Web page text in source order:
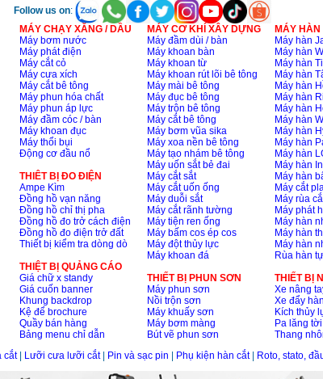
Follow us on:
MÁY CHẠY XĂNG / DẦU
Máy bơm nước
Máy phát điện
Máy cắt cỏ
Máy cưa xích
Máy cắt bê tông
Máy phun hóa chất
Máy phun áp lực
Máy đầm cóc / bàn
Máy khoan đục
Máy thổi bụi
Động cơ đầu nổ
THIÊT BỊ ĐO ĐIỆN
Ampe Kìm
Đồng hồ vạn năng
Đồng hồ chỉ thị pha
Đồng hồ đo trở cách điện
Đồng hồ đo điện trở đất
Thiết bị kiểm tra dòng dò
THIỆT BỊ QUẢNG CÁO
Giá chữ x standy
Giá cuốn banner
Khung backdrop
Kệ để brochure
Quầy bán hàng
Bảng menu chỉ dẫn
MÁY CƠ KHÍ XÂY DỰNG
Máy đầm dùi / bàn
Máy khoan bàn
Máy khoan từ
Máy khoan rút lõi bê tông
Máy mài bê tông
Máy đục bê tông
Máy trộn bê tông
Máy cắt bê tông
Máy bơm vũa sika
Máy xoa nền bê tông
Máy tạo nhám bê tông
Máy uốn sắt bẻ đai
Máy cắt sắt
Máy cắt uốn ống
Máy duỗi sắt
Máy cắt rãnh tường
Máy tiện ren ống
Máy bấm cos ép cos
Máy đột thủy lực
Máy khoan đá
THIẾT BỊ PHUN SƠN
Máy phun sơn
Nồi trộn sơn
Máy khuấy sơn
Máy bơm màng
Bút vẽ phun sơn
MÁY HÀN
Máy hàn
Máy hàn
Máy hàn
Máy hàn
Máy hàn
Máy hàn
Máy hàn
Máy hàn
Máy hàn
Máy hàn
Máy hàn
Máy hàn
Máy hàn
Máy cắt
Máy rùa
Máy phát
Máy hàn
Máy hàn
Máy hàn
Rùa hàn
THIẾT BỊ
Xe nâng
Xe đẩy
Kích thủy
Pa lăng
Thang
cắt| Lưỡi cưa lưỡi cắt| Pin và sạc pin Phụ kiện hàn cắt| Roto, stato,